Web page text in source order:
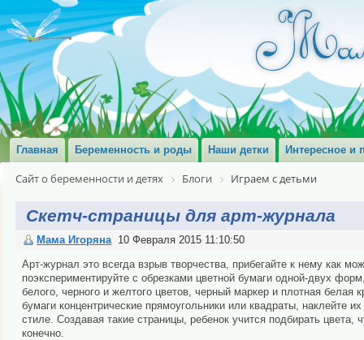
Главная Беременность и роды Наши детки Интересное и
Сайт о беременности и детях Блоги Играем с детьми
Скетч-страницы для арт-журнала
Мама Игоряна 10 Февраля 2015 11:10:50
Арт-журнал это всегда взрыв творчества, прибегайте к нему как
поэкспериментируйте с обрезками цветной бумаги одной-двух
белого, черного и желтого цветов, черный маркер и плотная
бумаги концентрические прямоугольники или квадраты,
стиле. Создавая такие страницы, ребенок учится подбирать
конечно.